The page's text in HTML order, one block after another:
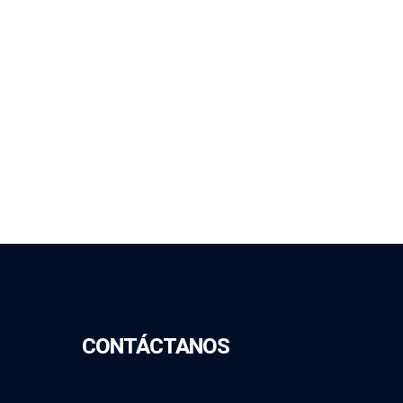
CONTÁCTANOS